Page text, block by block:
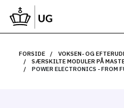
FORSIDE
VOKSEN- OG
SÆRSKILTE MODULER PÅ
POWER ELECTRONICS - FROM